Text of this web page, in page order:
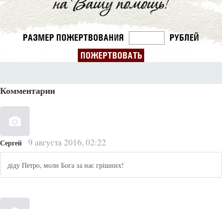
Комментарии
Сергей 9 августа 2016, 02:22
діду Петро, моли Бога за нас грішних!